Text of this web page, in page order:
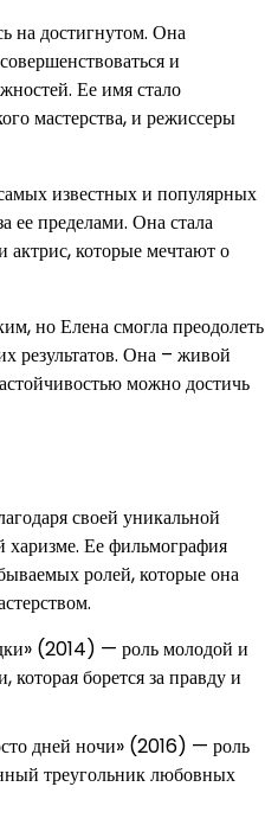
на достигнутом. Она
и
Ее имя стало
мастерства, и режиссеры
известных и популярных
ее пределами. Она стала
которые мечтают о
но Елена смогла преодолеть
результатов. Она – живой
можно достичь
своей уникальной
харизме. Ее фильмография
ролей, которые она
(2014) — роль молодой и
борется за правду и
дней ночи» (2016) — роль
треугольник любовных